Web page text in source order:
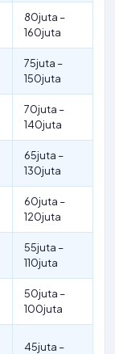
80juta –
160juta
75juta –
150juta
70juta –
140juta
65juta –
130juta
60juta –
120juta
55juta –
110juta
50juta –
100juta
45juta –